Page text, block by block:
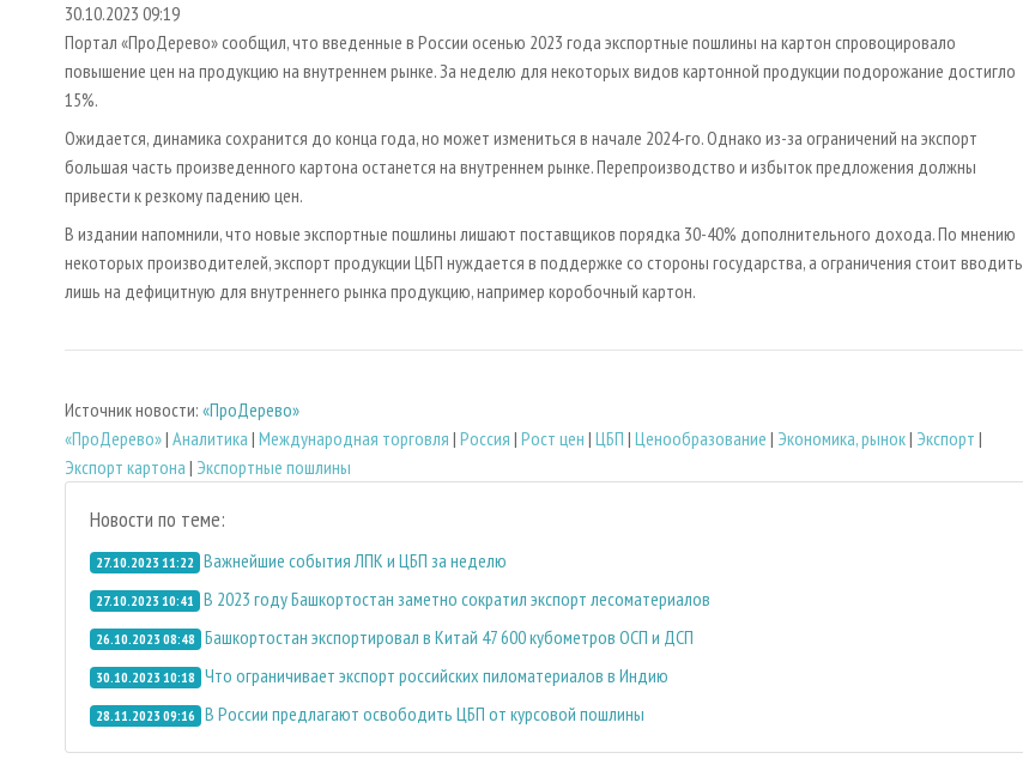
30.10.2023 09:19
Портал «ПроДерево» сообщил, что введенные в России осенью 2023 года экспортные пошлины на картон спровоцировало
повышение цен на продукцию на внутреннем рынке. За неделю для некоторых видов картонной продукции подорожание достигло
15%.
Ожидается, динамика сохранится до конца года, но может измениться в начале 2024-го. Однако из-за ограничений на экспорт
большая часть произведенного картона останется на внутреннем рынке. Перепроизводство и избыток предложения должны
привести к резкому падению цен.
В издании напомнили, что новые экспортные пошлины лишают поставщиков порядка 30-40% дополнительного дохода. По мнению
некоторых производителей, экспорт продукции ЦБП нуждается в поддержке со стороны государства, а ограничения стоит вводить
лишь на дефицитную для внутреннего рынка продукцию, например коробочный картон.
Источник новости: «ПроДерево»
«ПроДерево»| Аналитика | Международная торговля | Россия | Рост цен | ЦБП | Ценообразование | Экономика, рынок| Экспорт |
Экспорт картона | Экспортные пошлины
Новости по теме:
27.10.2023 11:22 Важнейшие события ЛПК и ЦБП за неделю
27.10.2023 10:41 В 2023 году Башкортостан заметно сократил экспорт лесоматериалов
26.10.2023 08:48 Башкортостан экспортировал в Китай 47 600 кубометров ОСП и ДСП
30.10.2023 10:18 Что ограничивает экспорт российских пиломатериалов в Индию
28.11.2023 09:16 В России предлагают освободить ЦБП от курсовой пошлины